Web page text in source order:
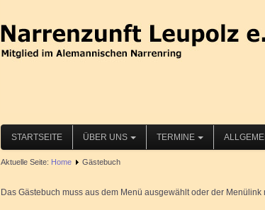
STARTSEITE ÜBER UNS TERMINE
Aktuelle Seite: Home Gästebuch
Das Gästebuch muss aus dem Menü ausgewählt oder der Menülink